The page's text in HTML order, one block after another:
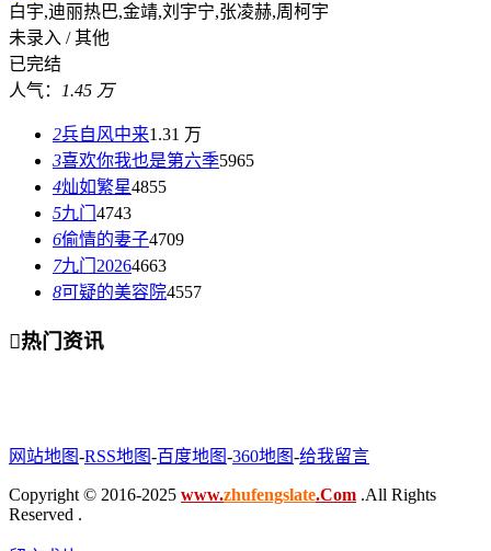
白宇,迪丽热巴,金靖,刘宇宁,张凌赫,周柯宇
未录入 / 其他
已完结
人气：
1.45 万
2兵自风中来1.31 万
3喜欢你我也是第六季5965
4灿如繁星4855
5九门 4743
6偷情的妻子4709
7九门20264663
8可疑的美容院4557
热门资讯
网站地图-RSS地图-百度地图-360地图-给我留言
Copyright © 2016-2025 www.zhufengslate.Com .All Rights
Reserved .